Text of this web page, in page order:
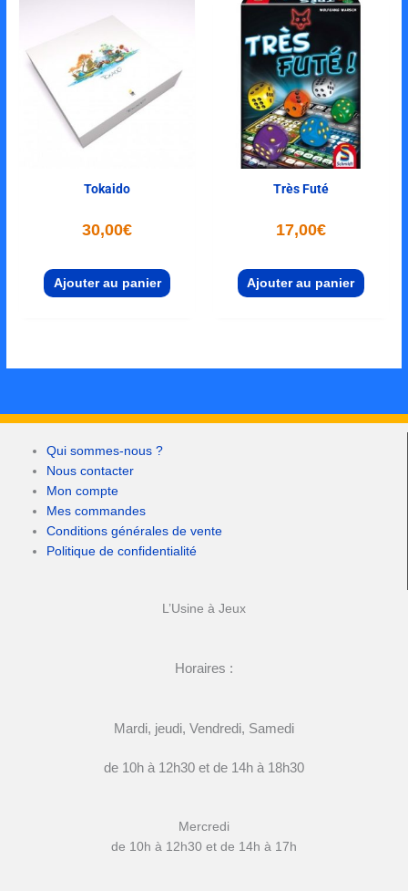
Tokaido
30,00€
Ajouter au panier
Très Futé
17,00€
Ajouter au panier
Qui sommes-nous ?
Nous contacter
Mon compte
Mes commandes
Conditions générales de vente
Politique de confidentialité
L’Usine à Jeux
Horaires :
Mardi, jeudi, Vendredi, Samedi
de 10h à 12h30 et de 14h à 18h30
Mercredi
de 10h à 12h30 et de 14h à 17h